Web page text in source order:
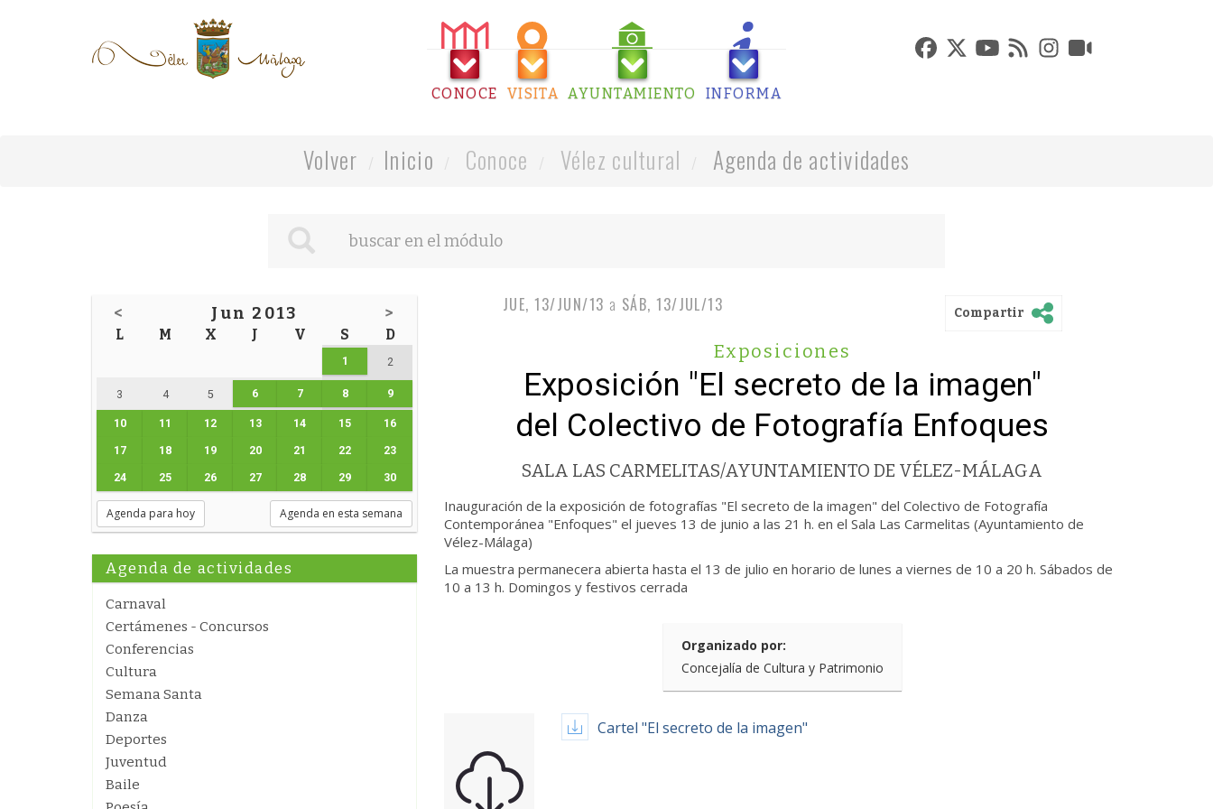
CONOCE VISITA AYUNTAMIENTO INFORMA
Volver Inicio Conoce Vélez cultural Agenda de actividades
< Jun 2013 >
L M X J V S D
1 2
3 4 5 6 7 8 9
10 11 12 13 14 15 16
17 18 19 20 21 22 23
24 25 26 27 28 29 30
Agenda para hoy Agenda en esta semana
Agenda de actividades
Carnaval
Certámenes - Concursos
Conferencias
Cultura
Semana Santa
Danza
Deportes
Juventud
Baile
JUE, 13/JUN/13 a SÁB, 13/JUL/13 Compartir
Exposiciones
Exposición "El secreto de la imagen"
del Colectivo de Fotografía Enfoques
SALA LAS CARMELITAS/AYUNTAMIENTO DE VÉLEZ-MÁLAGA
Inauguración de la exposición de fotografías "El secreto de la imagen" del Colectivo de Fotografía
Contemporánea "Enfoques" el jueves 13 de junio a las 21 h. en el Sala Las Carmelitas (Ayuntamiento de
Vélez-Málaga)
La muestra permanecera abierta hasta el 13 de julio en horario de lunes a viernes de 10 a 20 h. Sábados de
10 a 13 h. Domingos y festivos cerrada
Organizado por:
Concejalía de Cultura y Patrimonio
Cartel "El secreto de la imagen"